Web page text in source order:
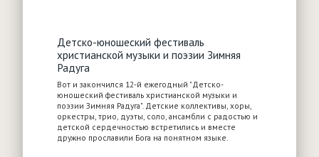
Детско-юношеский фестиваль
христианской музыки и поэзии Зимняя
Радуга
Вот и закончился 12-й ежегодный "Детско-
юношеский фестиваль христианской музыки и
поэзии Зимняя Радуга". Детские коллективы, хоры,
оркестры, трио, дуэты, соло, ансамбли с радостью и
детской сердечностью встретились и вместе
дружно прославили Бога на понятном языке.